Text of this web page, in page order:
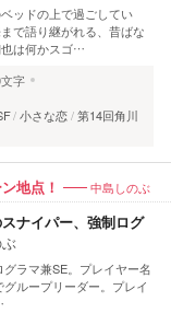
ッドの上で過ごしてい
で語り継がれる、昔ばな
也は何かスゴ…
字
小さな恋 第14回角川
地点！ 中島しのぶ
ナイパー、強制ログ
ラマ兼SE。プレイヤー名
ループリーダー。プレイ